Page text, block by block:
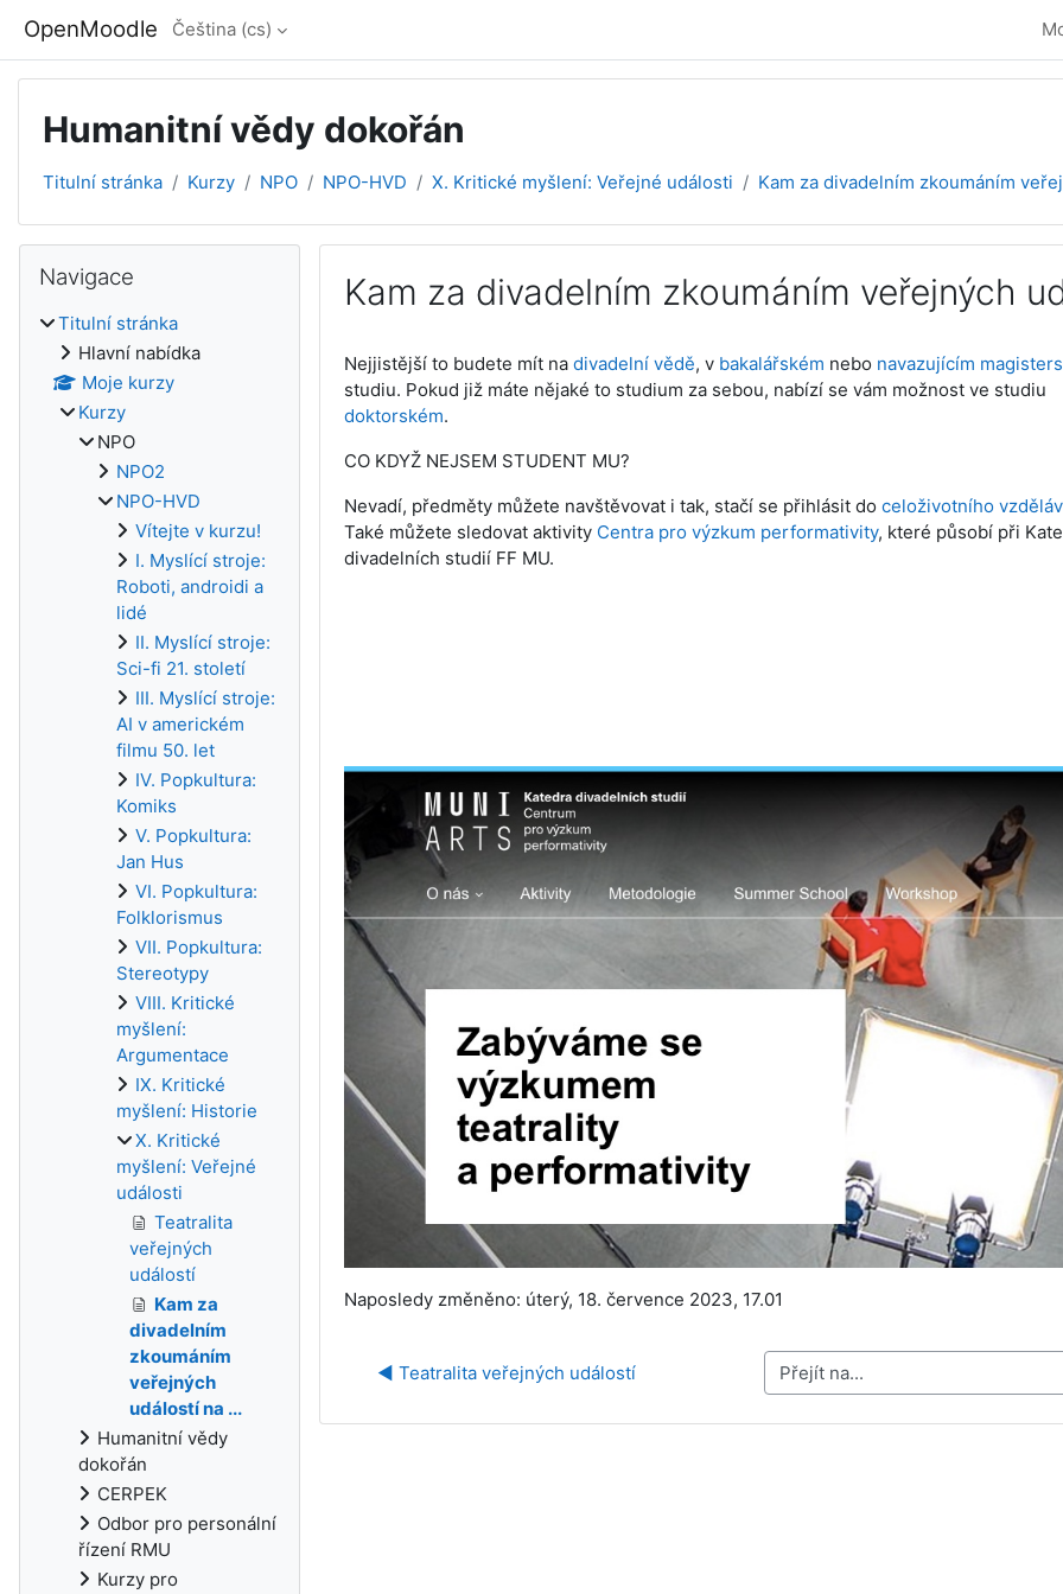
OpenMoodle Čeština ‎(cs)‎
Humanitní vědy dokořán
Titulní stránka Kurzy NPO NPO-HVD X. Kritické myšlení: Veřejné události Kam za divadelním zkoumáním
Kam za divadelním zkoumáním veřejných
Nejjistější to budete mít na divadelní vědě, v bakalářském nebo navazujícím
studiu. Pokud již máte nějaké to studium za sebou, nabízí se vám možnost ve studiu
doktorském.
CO KDYŽ NEJSEM STUDENT MU?
Nevadí, předměty můžete navštěvovat i tak, stačí se přihlásit do celoživotního
Také můžete sledovat aktivity Centra pro výzkum performativity, které působí při
divadelních studií FF MU.
Naposledy změněno: úterý, 18. července 2023, 17.01
◀︎ Teatralita veřejných událostí Přejít na...
Bloky
Navigace
Titulní stránka
Hlavní nabídka
Moje kurzy
Kurzy
NPO
NPO2
NPO-HVD
Vítejte v kurzu!
I. Myslící stroje:
Roboti, androidi a
lidé
II. Myslící stroje:
Sci-fi 21. století
III. Myslící stroje:
AI v americkém
filmu 50. let
IV. Popkultura:
Komiks
V. Popkultura:
Jan Hus
VI. Popkultura:
Folklorismus
VII. Popkultura:
Stereotypy
VIII. Kritické
myšlení:
Argumentace
IX. Kritické
myšlení: Historie
X. Kritické
myšlení: Veřejné
události
Teatralita
veřejných
událostí
Kam za
divadelním
zkoumáním
veřejných
událostí na ...
Humanitní vědy
dokořán
CERPEK
Odbor pro personální
řízení RMU
Kurzy pro